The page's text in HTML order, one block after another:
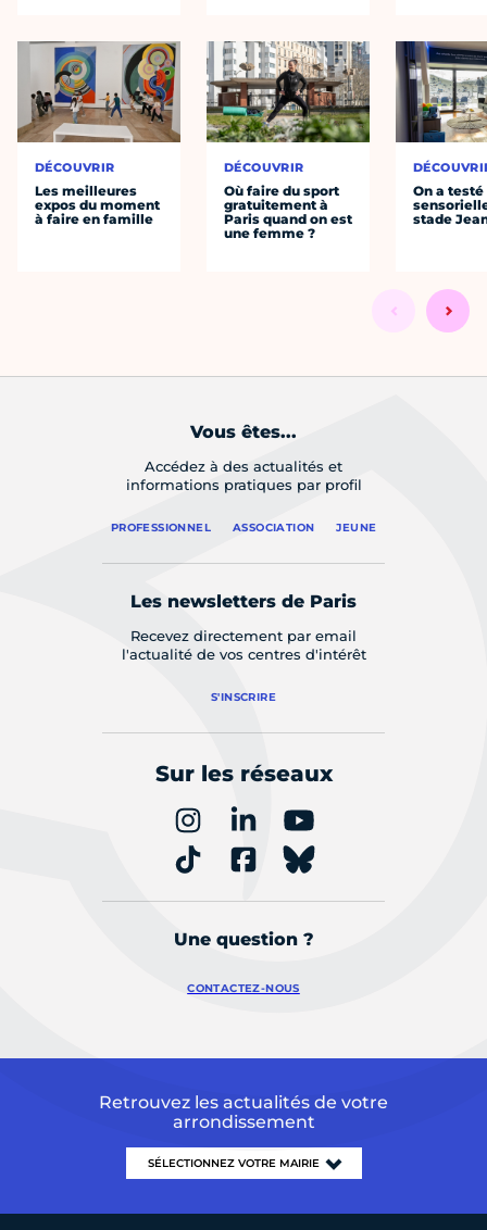
DÉCOUVRIR
Les meilleures
expos du moment
à faire en famille
DÉCOUVRIR
Où faire du sport
gratuitement à
Paris quand on est
une femme ?
On a
stade
Vous êtes...
Accédez à des actualités et
informations pratiques par profil
PROFESSIONNEL ASSOCIATION JEUNE
Les newsletters de Paris
Recevez directement par email
l'actualité de vos centres d'intérêt
S'INSCRIRE
Sur les réseaux
Une question ?
CONTACTEZ-NOUS
Retrouvez les actualités de votre
arrondissement